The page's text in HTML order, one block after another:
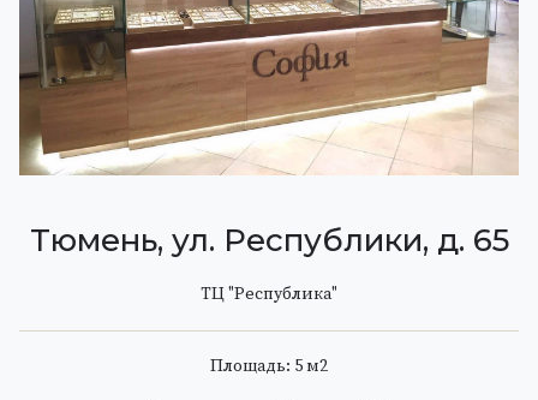
Тюмень, ул. Республики, д. 65
ТЦ "Республика"
Площадь: 5 м2